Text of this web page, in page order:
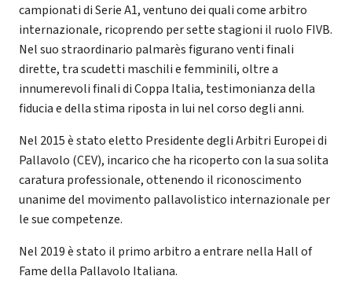
campionati di Serie A1, ventuno dei quali come arbitro
internazionale, ricoprendo per sette stagioni il ruolo FIVB.
Nel suo straordinario palmarès figurano venti finali
dirette, tra scudetti maschili e femminili, oltre a
innumerevoli finali di Coppa Italia, testimonianza della
fiducia e della stima riposta in lui nel corso degli anni.
Nel 2015 è stato eletto Presidente degli Arbitri Europei di
Pallavolo (CEV), incarico che ha ricoperto con la sua solita
caratura professionale, ottenendo il riconoscimento
unanime del movimento pallavolistico internazionale per
le sue competenze.
Nel 2019 è stato il primo arbitro a entrare nella Hall of
Fame della Pallavolo Italiana.